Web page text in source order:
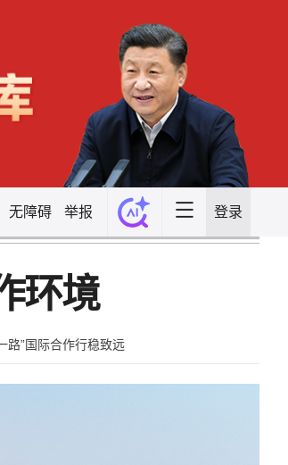
无障碍 举报 登录
环境
路”国际合作行稳致远